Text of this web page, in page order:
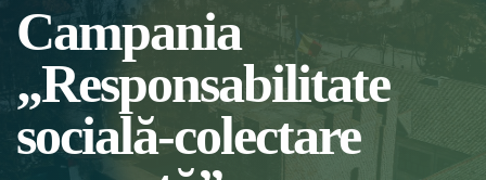
Campania
„Responsabilitate
socială-colectare